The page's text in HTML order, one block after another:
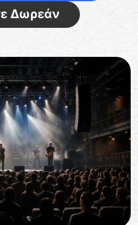
Δωρεάν